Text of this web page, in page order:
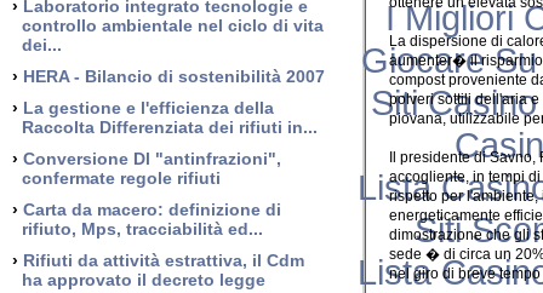
› Laboratorio integrato tecnologie e
controllo ambientale nel ciclo di vita
dei...
› HERA - Bilancio di sostenibilità 2007
› La gestione e l'efficienza della
Raccolta Differenziata dei rifiuti in...
› Conversione Dl "antinfrazioni",
confermate regole rifiuti
› Carta da macero: definizione di
rifiuto, Mps, tracciabilità ed...
› Rifiuti da attività estrattiva, il Cdm
ha approvato il decreto legge
La dispersione di
aumenter� il
compost proveniente
polveri sottili dell'aria
piovana, utilizzabile
Il presidente di
accogliente, in tempi
rispetto per
energeticamente
dimostrazione che gli
sede � di circa un
nel giro di breve
I Migliori
Giocare
Siti
Lista
Siti
Lista